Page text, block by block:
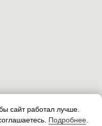
сайт работал лучше.
Подробнее.